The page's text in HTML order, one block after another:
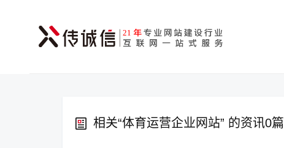
相关“体育运营企业网站” 的资讯0篇